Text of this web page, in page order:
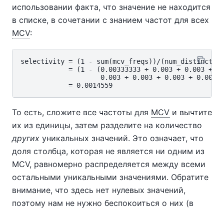
использовании факта, что значение не находится
в списке, в сочетании с знанием частот для всех
MCV:
selectivity = (1 - sum(mcv_freqs))/(num_distinct -
= (1 - (0.00333333 + 0.003 + 0.003 +
0.003 + 0.003 + 0.003 +
То есть, сложите все частоты для MCV и вычтите
их из единицы, затем разделите на количество
других уникальных значений. Это означает, что
доля столбца, которая не является ни одним из
MCV, равномерно распределяется между всеми
остальными уникальными значениями. Обратите
внимание, что здесь нет нулевых значений,
поэтому нам не нужно беспокоиться о них (в